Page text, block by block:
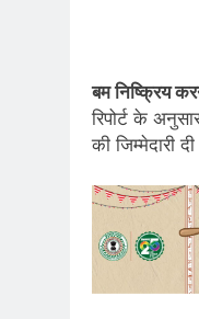
बम निष्क्रिय
रिपोर्ट के
की जिम्मेदारी